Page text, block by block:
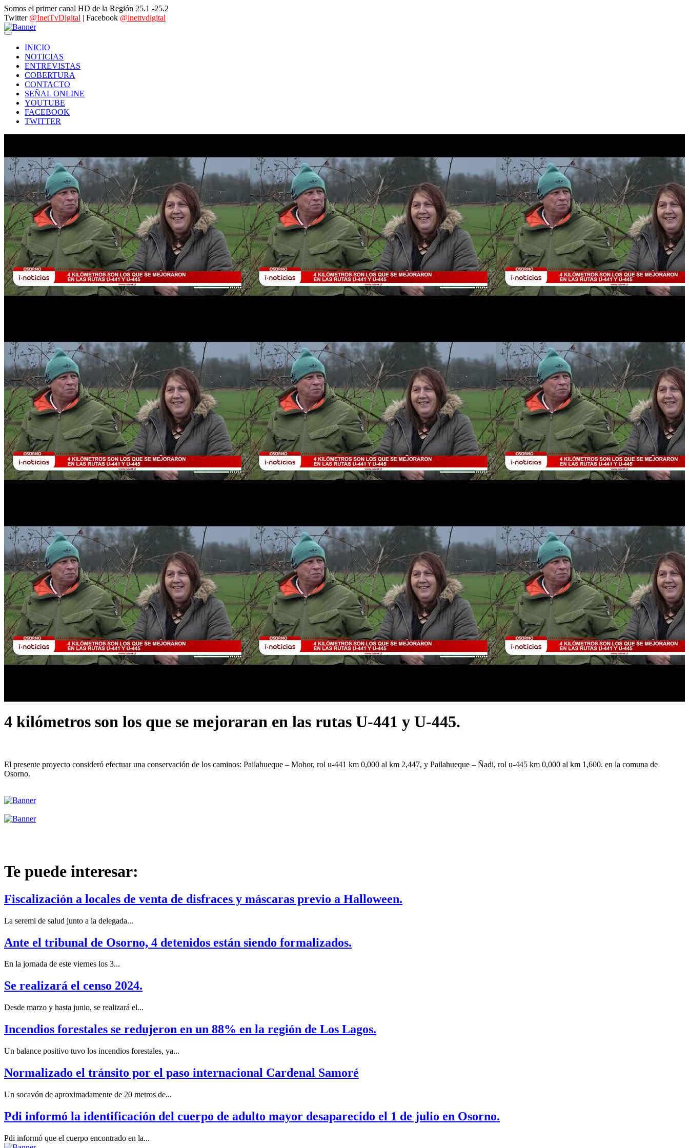
Somos el primer canal HD de la Región 25.1 -25.2
Twitter @InetTvDigital | Facebook @inettvdigital
INICIO
NOTICIAS
ENTREVISTAS
COBERTURA
CONTACTO
SEÑAL ONLINE
YOUTUBE
FACEBOOK
TWITTER
4 kilómetros son los que se mejoraran en las rutas U-441 y U-445.
El presente proyecto consideró efectuar una conservación de los caminos: Pailahueque – Mohor, rol u-441 km 0,000 al km 2,447, y Pailahueque – Ñadi, rol u-445 km 0,000 al km 1,600. en la comuna de
Osorno.
Te puede interesar:
Fiscalización a locales de venta de disfraces y máscaras previo a Halloween.
La seremi de salud junto a la delegada...
Ante el tribunal de Osorno, 4 detenidos están siendo formalizados.
En la jornada de este viernes los 3...
Se realizará el censo 2024.
Desde marzo y hasta junio, se realizará el...
Incendios forestales se redujeron en un 88% en la región de Los Lagos.
Un balance positivo tuvo los incendios forestales, ya...
Normalizado el tránsito por el paso internacional Cardenal Samoré
Un socavón de aproximadamente de 20 metros de...
Pdi informó la identificación del cuerpo de adulto mayor desaparecido el 1 de julio en Osorno.
Pdi informó que el cuerpo encontrado en la...